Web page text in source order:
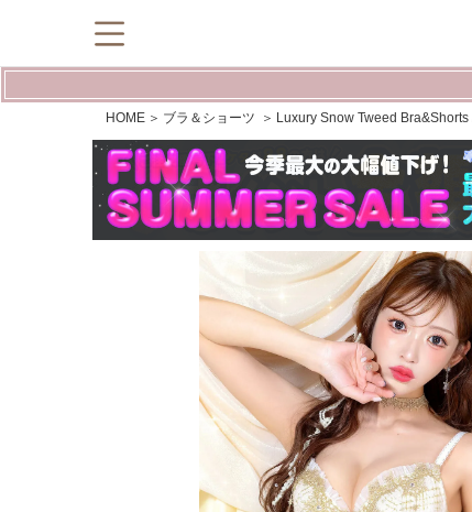
HOME ブラ＆ショーツ Luxury Snow Tweed